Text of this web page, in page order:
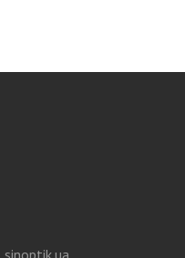
sinoptik.ua